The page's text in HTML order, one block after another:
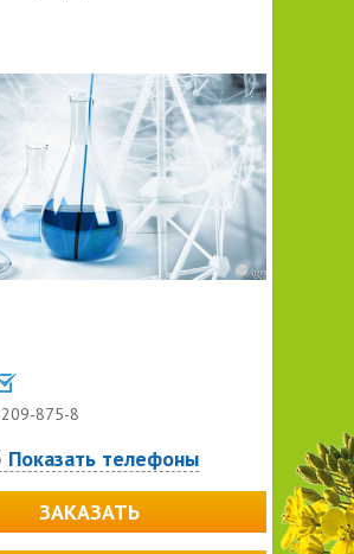
209-875-8
Показать телефоны
ЗАКАЗАТЬ